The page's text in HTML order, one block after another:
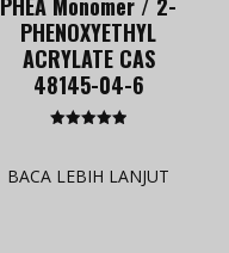
PHENOXYETHYL
ACRYLATE CAS
48145-04-6
BACA LEBIH LANJUT